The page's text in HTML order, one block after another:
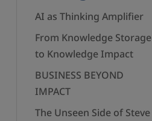
AI as Thinking Amplifier
From Knowledge Storage
to Knowledge Impact
BUSINESS BEYOND
IMPACT
The Unseen Side of Steve